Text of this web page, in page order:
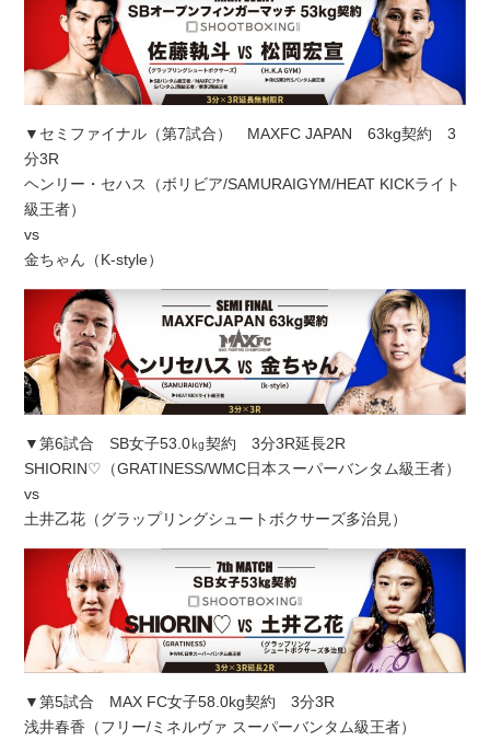
▼セミファイナル（第7試合） MAXFC JAPAN 63kg契約 3
分3R
ヘンリー・セハス（ボリビア/SAMURAIGYM/HEAT KICKライト
級王者）
vs
金ちゃん（K-style）
▼第6試合 SB女子53.0㎏契約 3分3R延長2R
SHIORIN♡（GRATINESS/WMC日本スーパーバンタム級王者）
vs
土井乙花（グラップリングシュートボクサーズ多治見）
▼第5試合 MAX FC女子58.0kg契約 3分3R
浅井春香（フリー/ミネルヴァ スーパーバンタム級王者）